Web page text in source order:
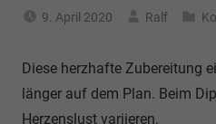
9. April 2020 Ralf
Diese herzhafte Zubereitung
länger auf dem Plan. Beim
Herzenslust variieren.